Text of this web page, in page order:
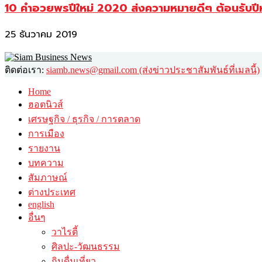
10 คำอวยพรปีใหม่ 2020 ส่งความหมายดีๆ ต้อนรับ
25 ธันวาคม 2019
ติดต่อเรา: siamb.news@gmail.com (ส่งข่าวประชาสัมพันธ์ที่เมลนี้)
Home
ฮอตนิวส์
เศรษฐกิจ / ธุรกิจ / การตลาด
การเมือง
รายงาน
บทความ
สัมภาษณ์
ต่างประเทศ
english
อื่นๆ
วาไรตี้
ศิลปะ-วัฒนธรรม